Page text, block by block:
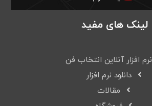
لینک های مفید
نرم افزار آنلاین انتخاب فن
دانلود نرم افزار
مقالات